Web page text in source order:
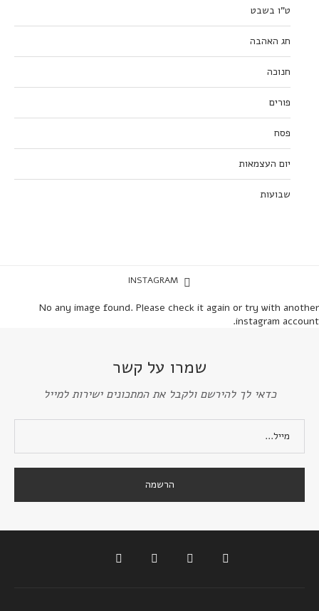
ט”ו בשבט
חג האהבה
חנוכה
פורים
פסח
יום העצמאות
שבועות
INSTAGRAM
No any image found. Please check it again or try with another
instagram account.
שמרו על קשר
כדאי לך להירשם ולקבל את המתכונים ישירות למייל